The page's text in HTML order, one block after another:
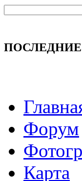
Форум
Карта